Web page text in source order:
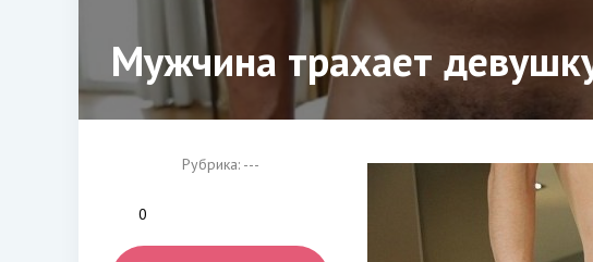
Мужчина трахает
Рубрика: ---
0